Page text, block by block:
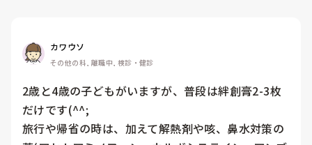
カワウソ
その他の科, 離職中, 検診・健診
2歳と4歳の子どもがいますが、普段は絆創膏2-3枚
だけです(^^;
旅行や帰省の時は、加えて解熱剤や咳、鼻水対策の